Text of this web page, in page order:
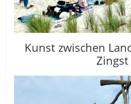
Kunst zwischen
Zingst